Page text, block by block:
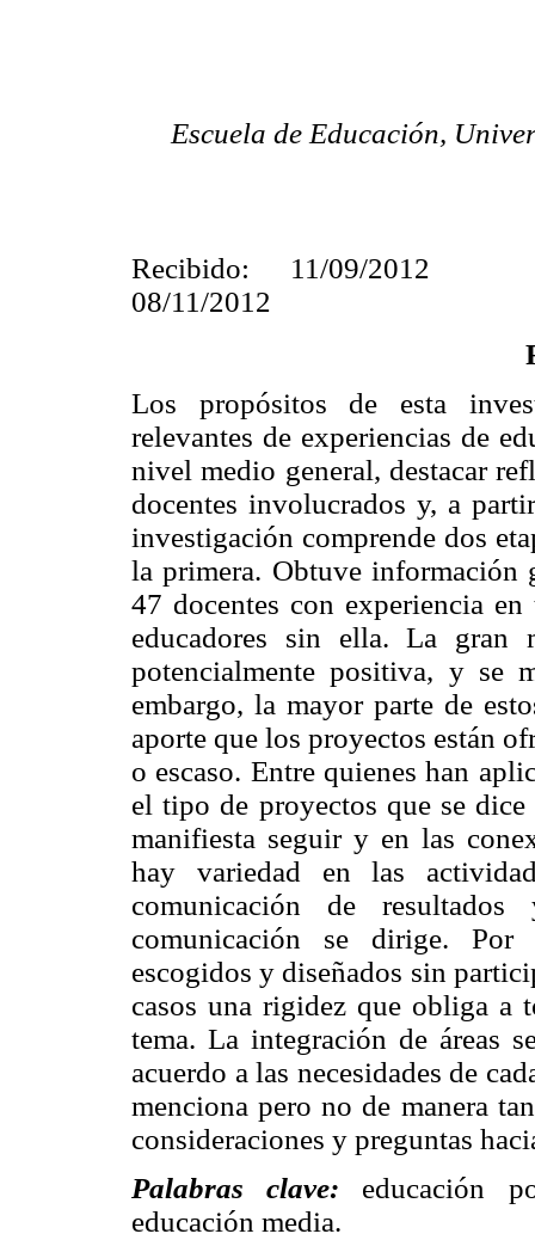
Escuela de Educación,
Recibido:
11/09/2012
08/11/2012
Los propósitos de esta
relevantes de experiencias de
nivel medio general, destacar
docentes involucrados y, a
investigación comprende dos
la primera. Obtuve información
47 docentes con experiencia
educadores sin ella. La gran
potencialmente positiva, y se
embargo, la mayor parte de
aporte que los proyectos están
o escaso. Entre quienes han
el tipo de proyectos que se
manifiesta seguir y en las
hay variedad en las
comunicación de
comunicación se dirige. Por
escogidos y diseñados sin
casos una rigidez que obliga a
tema. La integración de áreas
acuerdo a las necesidades de
menciona pero no de manera
consideraciones y preguntas
Palabras clave: educación
educación media.